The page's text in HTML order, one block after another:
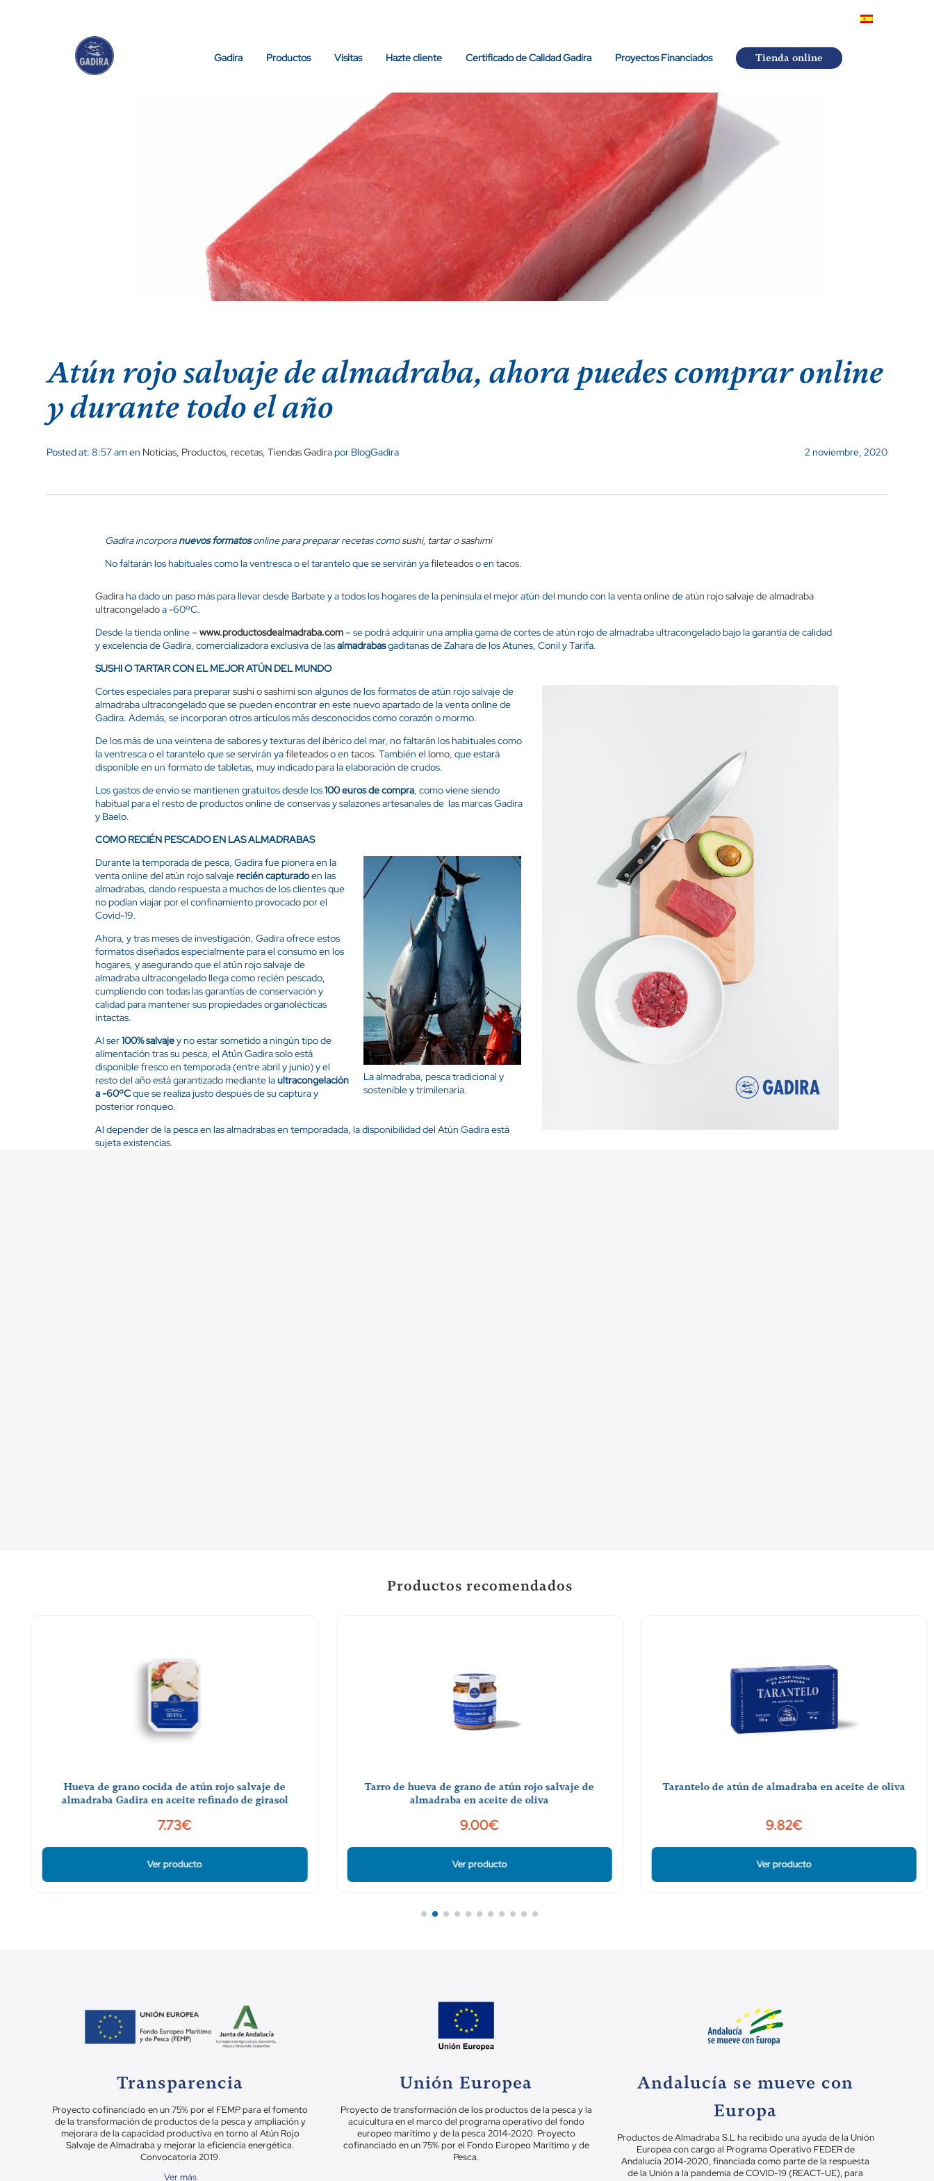
Gadira Productos Visitas Hazte cliente Certificado de Calidad Gadira Proyectos Financiados Tienda online
Atún rojo salvaje de almadraba, ahora puedes comprar online
y durante todo el año
Posted at: 8:57 am en Noticias, Productos,recetas,Tiendas Gadirapor BlogGadira 2 noviembre, 2020
Gadira incorporanuevos formatosonline para preparar recetas comosushi, tartar o sashimi
No faltarán los habituales como la ventresca o el tarantelo que se servirán yafileteadoso entacos.
Gadiraha dado un paso más para llevar desde Barbate y a todos los hogares de la península el mejor atún del mundo con laventa onlinedeatún rojo salvaje de almadraba
ultracongeladoa -60ºC.
Desde la tienda online –www.productosdealmadraba.com– se podrá adquirir una amplia gama de cortes de atún rojo de almadraba ultracongelado bajo la garantía de calidad
y excelencia de Gadira, comercializadora exclusiva de lasalmadrabasgaditanasde Zahara de los Atunes, Conil y Tarifa.
SUSHI O TARTAR CON EL MEJOR ATÚN DEL MUNDO
Cortes especiales para prepararsushi o sashimi son algunos de los formatos de atún rojo salvaje de
almadraba ultracongelado que se pueden encontrar en este nuevo apartado de la venta online de
Gadira. Además, se incorporan otros artículos más desconocidos como corazón o mormo.
De los más de una veintena de sabores y texturas del ibérico del mar, no faltarán los habituales como
la ventresca o el tarantelo que se servirán yafileteadoso entacos. También ellomo, que estará
disponible en un formato de tabletas, muy indicado para la elaboración de crudos.
Los gastos de envío se mantienen gratuitos desde los100 euros de compra, como viene siendo
habitual para el resto de productos online de conservas y salazones artesanales de las marcas Gadira
y Baelo.
COMO RECIÉN PESCADO EN LAS ALMADRABAS
La almadraba, pesca tradicional y
sostenible y trimilenaria.
Durante la temporada de pesca, Gadira fue pionera en la
venta online del atún rojo salvajerecién capturadoen las
almadrabas, dando respuesta a muchos de los clientes que
no podían viajar por el confinamiento provocado por el
Covid-19.
Ahora, y tras meses de investigación, Gadira ofrece estos
formatos diseñados especialmente para el consumo en los
hogares, y asegurando que el atún rojo salvaje de
almadraba ultracongelado llega como recién pescado,
cumpliendo con todas las garantías de conservación y
calidad para mantener sus propiedades organolécticas
intactas.
Al ser100% salvajey no estar sometido a ningún tipo de
alimentación tras su pesca, el Atún Gadira solo está
disponible fresco en temporada (entre abril y junio) y el
resto del año está garantizado mediante laultracongelación
a -60ºCque se realiza justo después de su captura y
posterior ronqueo.
Al depender de la pesca en las almadrabas en temporadada, la disponibilidad del Atún Gadira está
sujeta existencias.
Productos recomendados
Hueva de grano cocida de atún rojo salvaje de
almadraba Gadira en aceite refinado de girasol
7.73€
Ver producto
Tarro de hueva de grano de atún rojo salvaje de
almadraba en aceite de oliva
9.00€
Ver producto
Tarantelo de atún de almadraba en aceite de oliva
9.82€
Ver producto
Transparencia
Proyecto cofinanciado en un 75% por el FEMP para el fomento
de la transformación de productos de la pesca y ampliación y
mejorara de la capacidad productiva en torno al Atún Rojo
Salvaje de Almadraba y mejorar la eficiencia energética.
Convocatoria 2019.
Ver más
Unión Europea
Proyecto de transformación de los productos de la pesca y la
acuicultura en el marco del programa operativo del fondo
europeo marítimo y de la pesca 2014-2020. Proyecto
cofinanciado en un 75% por el Fondo Europeo Marítimo y de
Pesca.
Andalucía se mueve con
Europa
Productos de Almadraba S.L ha recibido una ayuda de la Unión
Europea con cargo al Programa Operativo FEDER de
Andalucía 2014-2020, financiada como parte de la respuesta
de la Unión a la pandemia de COVID-19 (REACT-UE), para